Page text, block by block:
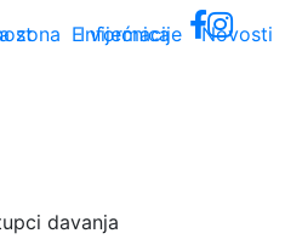
E vijećnica
zona Informacije Novosti
davanja